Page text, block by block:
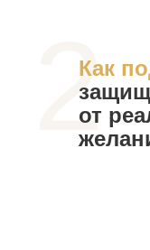
2
Как
от